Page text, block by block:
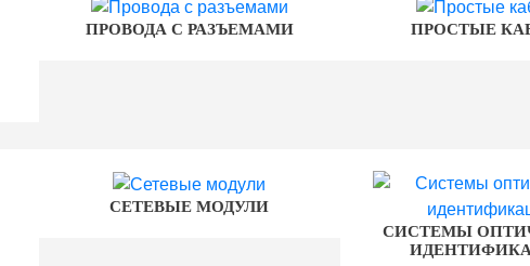
ПРОВОДА С РАЗЪЕМАМИ ПРОСТЫЕ
СЕТЕВЫЕ МОДУЛИ
СИСТЕМЫ